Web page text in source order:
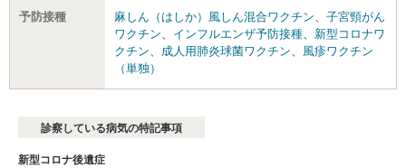
予防接種 麻しん（はしか）風しん混合ワクチン
子宮頸がん
ワクチン
インフルエンザ予防接種
新型コロナワ
クチン
成人用肺炎球菌ワクチン
風疹ワクチン
（単独）
診察している病気の特記事項
新型コロナ後遺症